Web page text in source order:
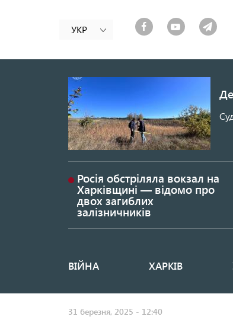
УКР
Росія обстріляла вокзал на
Харківщині — відомо про
двох загиблих
залізничників
Основная
ВІЙНА ХАРКІВ
31 березня, 2025 - 12:40